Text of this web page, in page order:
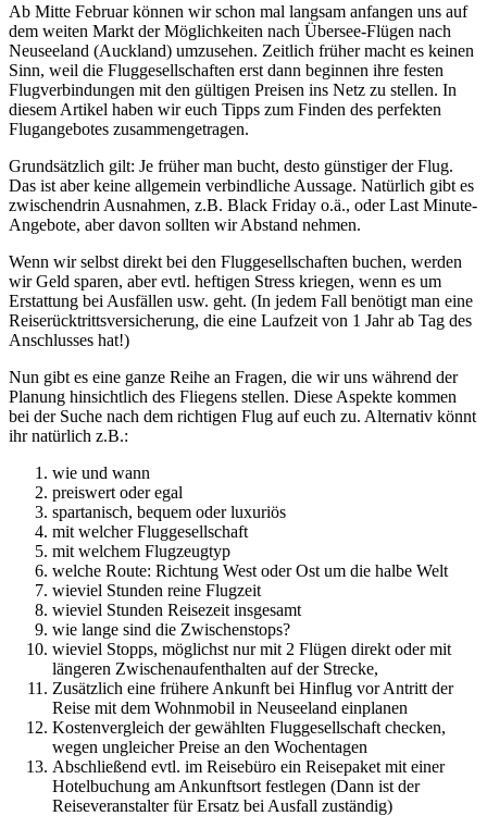
Ab Mitte Februar können wir schon mal langsam anfangen uns auf
dem weiten Markt der Möglichkeiten nach Übersee-Flügen nach
Neuseeland (Auckland) umzusehen. Zeitlich früher macht es keinen
Sinn, weil die Fluggesellschaften erst dann beginnen ihre festen
Flugverbindungen mit den gültigen Preisen ins Netz zu stellen. In
diesem Artikel haben wir euch Tipps zum Finden des perfekten
Flugangebotes zusammengetragen.
Grundsätzlich gilt: Je früher man bucht, desto günstiger der Flug.
Das ist aber keine allgemein verbindliche Aussage. Natürlich gibt es
zwischendrin Ausnahmen, z.B. Black Friday o.ä., oder Last Minute-
Angebote, aber davon sollten wir Abstand nehmen.
Wenn wir selbst direkt bei den Fluggesellschaften buchen, werden
wir Geld sparen, aber evtl. heftigen Stress kriegen, wenn es um
Erstattung bei Ausfällen usw. geht. (In jedem Fall benötigt man eine
Reiserücktrittsversicherung, die eine Laufzeit von 1 Jahr ab Tag des
Anschlusses hat!)
Nun gibt es eine ganze Reihe an Fragen, die wir uns während der
Planung hinsichtlich des Fliegens stellen. Diese Aspekte kommen
bei der Suche nach dem richtigen Flug auf euch zu. Alternativ könnt
ihr natürlich z.B.:
wie und wann
preiswert oder egal
spartanisch, bequem oder luxuriös
mit welcher Fluggesellschaft
mit welchem Flugzeugtyp
welche Route: Richtung West oder Ost um die halbe Welt
wieviel Stunden reine Flugzeit
wieviel Stunden Reisezeit insgesamt
wie lange sind die Zwischenstops?
wieviel Stopps, möglichst nur mit 2 Flügen direkt oder mit
längeren Zwischenaufenthalten auf der Strecke,
Zusätzlich eine frühere Ankunft bei Hinflug vor Antritt der
Reise mit dem Wohnmobil in Neuseeland einplanen
Kostenvergleich der gewählten Fluggesellschaft checken,
wegen ungleicher Preise an den Wochentagen
Abschließend evtl. im Reisebüro ein Reisepaket mit einer
Hotelbuchung am Ankunftsort festlegen (Dann ist der
Reiseveranstalter für Ersatz bei Ausfall zuständig)